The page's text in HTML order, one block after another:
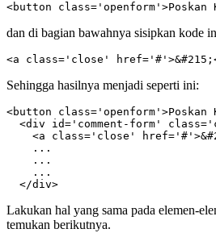
<button class='openform'>Poskan
dan di bagian bawahnya sisipkan kode
<a class='close'
Sehingga hasilnya menjadi seperti ini:
<button class='openform'>Poskan
<div id='comment-form'
<a class='close'
    ...
    ...
    ...
  </div>
Lakukan hal yang sama pada elemen-
temukan berikutnya.